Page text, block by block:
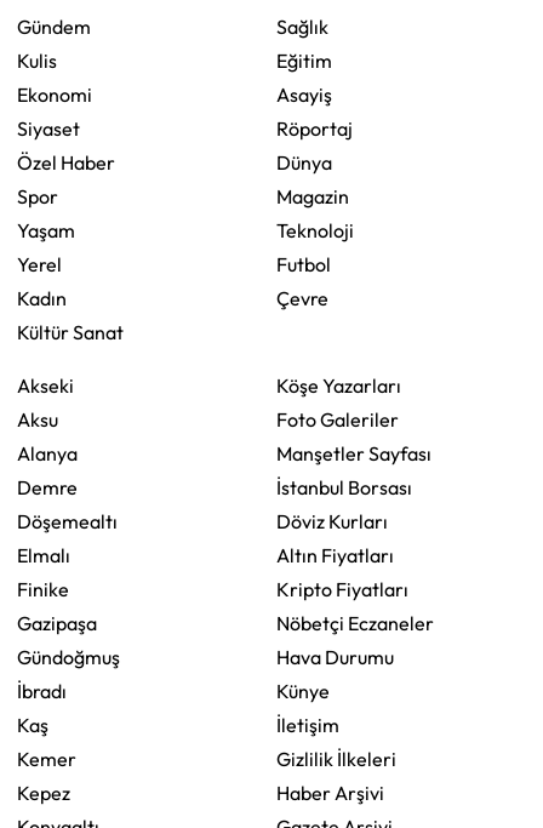
Gündem
Kulis
Ekonomi
Siyaset
Özel Haber
Spor
Yaşam
Yerel
Kadın
Kültür Sanat
Sağlık
Eğitim
Asayiş
Röportaj
Dünya
Magazin
Teknoloji
Futbol
Çevre
Akseki
Aksu
Alanya
Demre
Döşemealtı
Elmalı
Finike
Gazipaşa
Gündoğmuş
İbradı
Kaş
Kemer
Kepez
Köşe Yazarları
Foto Galeriler
Manşetler Sayfası
İstanbul Borsası
Döviz Kurları
Altın Fiyatları
Kripto Fiyatları
Nöbetçi Eczaneler
Hava Durumu
Künye
İletişim
Gizlilik İlkeleri
Haber Arşivi